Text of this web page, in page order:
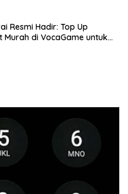
Resmi Hadir: Top Up
Murah di VocaGame untuk